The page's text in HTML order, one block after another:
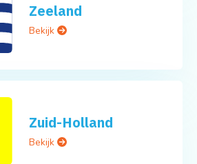
Zeeland
Bekijk
Zuid-Holland
Bekijk